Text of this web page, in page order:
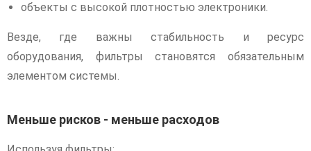
объекты с высокой плотностью электроники.
Везде, где важны стабильность и ресурс
оборудования, фильтры становятся обязательным
элементом системы.
Меньше рисков - меньше расходов